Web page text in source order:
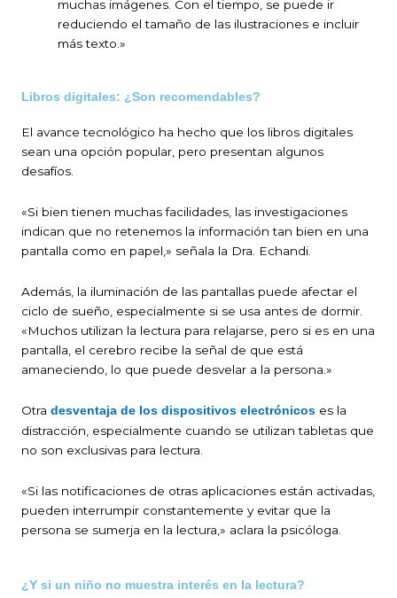
muchas imágenes. Con el tiempo, se puede ir
reduciendo el tamaño de las ilustraciones e incluir
más texto.»
Libros digitales: ¿Son recomendables?
El avance tecnológico ha hecho que los libros digitales
sean una opción popular, pero presentan algunos
desafíos.
«Si bien tienen muchas facilidades, las investigaciones
indican que no retenemos la información tan bien en una
pantalla como en papel,» señala la Dra. Echandi.
Además, la iluminación de las pantallas puede afectar el
ciclo de sueño, especialmente si se usa antes de dormir.
«Muchos utilizan la lectura para relajarse, pero si es en una
pantalla, el cerebro recibe la señal de que está
amaneciendo, lo que puede desvelar a la persona.»
Otra desventaja de los dispositivos electrónicos es la
distracción, especialmente cuando se utilizan tabletas que
no son exclusivas para lectura.
«Si las notificaciones de otras aplicaciones están activadas,
pueden interrumpir constantemente y evitar que la
persona se sumerja en la lectura,» aclara la psicóloga.
¿Y si un niño no muestra interés en la lectura?